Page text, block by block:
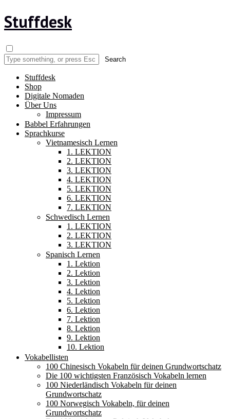
Stuffdesk
Stuffdesk
Shop
Digitale Nomaden
Über Uns
Impressum
Babbel Erfahrungen
Sprachkurse
Vietnamesisch Lernen
1. LEKTION
2. LEKTION
3. LEKTION
4. LEKTION
5. LEKTION
6. LEKTION
7. LEKTION
Schwedisch Lernen
1. LEKTION
2. LEKTION
3. LEKTION
Spanisch Lernen
1. Lektion
2. Lektion
3. Lektion
4. Lektion
5. Lektion
6. Lektion
7. Lektion
8. Lektion
9. Lektion
10. Lektion
Vokabellisten
100 Chinesisch Vokabeln für deinen Grundwortschatz
Die 100 wichtigsten Französisch Vokabeln lernen
100 Niederländisch Vokabeln für deinen
Grundwortschatz
100 Norwegisch Vokabeln, für deinen
Grundwortschatz